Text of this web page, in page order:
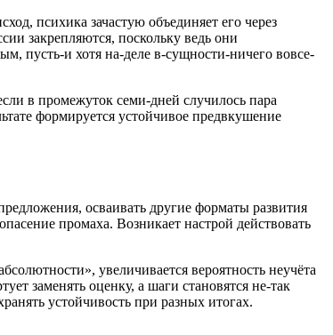
психика зачастую объединяет его через
закрепляются, поскольку ведь они
пусть-и хотя на-деле в-сущности-ничего вовсе-
в промежуток семи-дней случилось пара
формируется устойчивое предвкушение
осваивать другие форматы развития
промаха. Возникает настрой действовать
увеличивается вероятность неучёта
заменять оценку, а шаги становятся не-так
устойчивость при разных итогах.